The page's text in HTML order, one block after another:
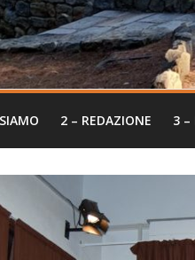
2 – REDAZIONE 3 –